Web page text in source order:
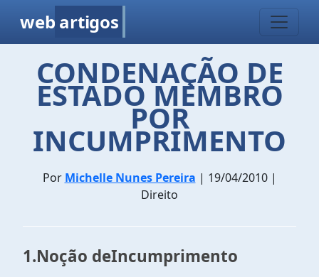
web artigos
CONDENAÇÃO DE
ESTADO MEMBRO
POR
INCUMPRIMENTO
Por Michelle Nunes Pereira | 19/04/2010 |
Direito
1.Noção deIncumprimento